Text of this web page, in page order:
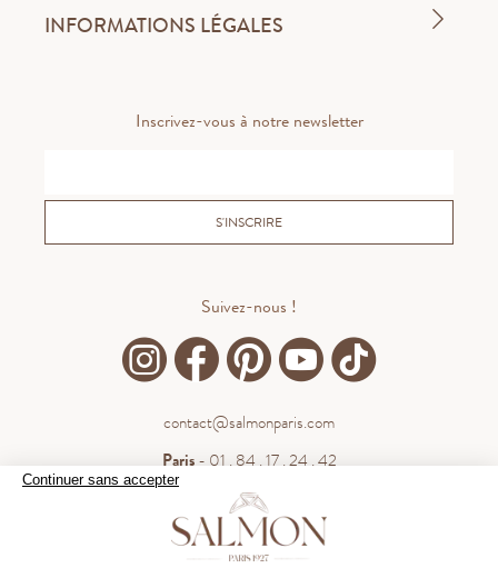
Continuer sans accepter
INFORMATIONS LÉGALES
Inscrivez-vous à notre newsletter
S'INSCRIRE
Suivez-nous !
contact@salmonparis.com
Paris- 01 . 84 . 17 . 24 . 42
- 05 . 35 . 54 . 45 . 53
WhatsApp- 07 . 81 . 63 . 76 . 57